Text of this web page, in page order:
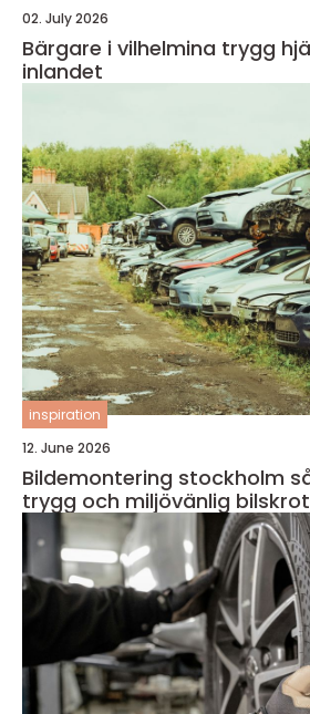
02. July 2026
Bärgare i vilhelmina trygg hjälp på vägarna i
inlandet
inspiration
12. June 2026
Bildemontering stockholm så fungerar en
trygg och miljövänlig bilskrot